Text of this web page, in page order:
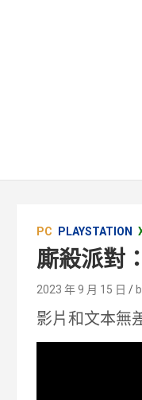
PC PLAYSTATION
廝殺派對
2023 年 9 月 15 日
影片和文本無